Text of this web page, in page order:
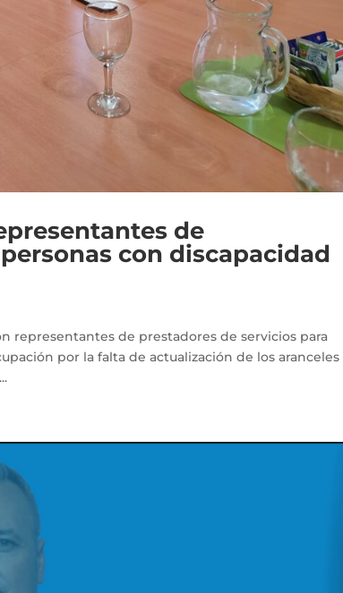
de
con discapacidad
representantes de prestadores de servicios para
por la falta de actualización de los aranceles